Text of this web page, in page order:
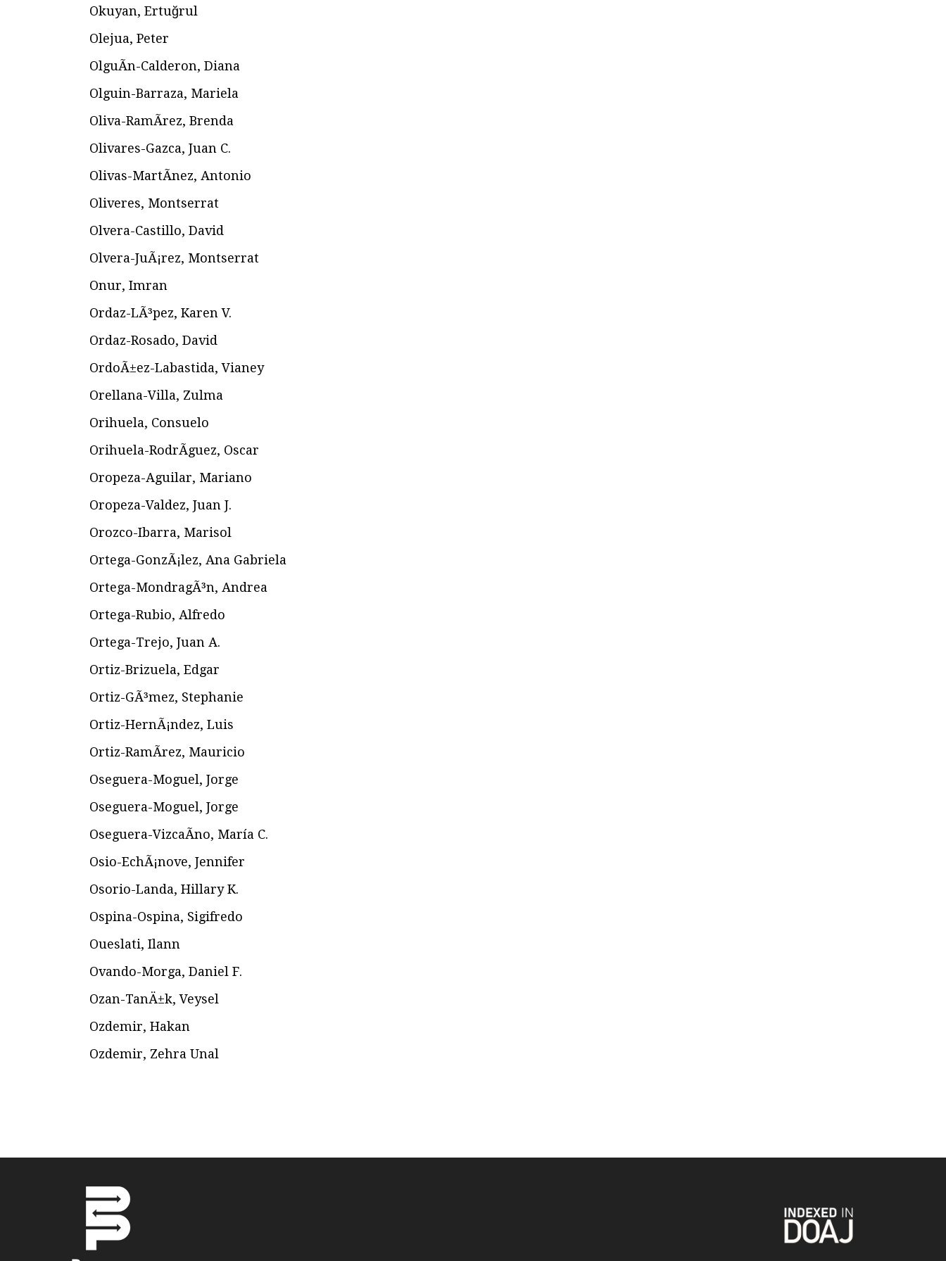
Okuyan, Ertuğrul
Olejua, Peter
OlguÃ­n-Calderon, Diana
Olguin-Barraza, Mariela
Oliva-RamÃ­rez, Brenda
Olivares-Gazca, Juan C.
Olivas-MartÃ­nez, Antonio
Oliveres, Montserrat
Olvera-Castillo, David
Olvera-JuÃ¡rez, Montserrat
Onur, Imran
Ordaz-LÃ³pez, Karen V.
Ordaz-Rosado, David
OrdoÃ±ez-Labastida, Vianey
Orellana-Villa, Zulma
Orihuela, Consuelo
Orihuela-RodrÃ­guez, Oscar
Oropeza-Aguilar, Mariano
Oropeza-Valdez, Juan J.
Orozco-Ibarra, Marisol
Ortega-GonzÃ¡lez, Ana Gabriela
Ortega-MondragÃ³n, Andrea
Ortega-Rubio, Alfredo
Ortega-Trejo, Juan A.
Ortiz-Brizuela, Edgar
Ortiz-GÃ³mez, Stephanie
Ortiz-HernÃ¡ndez, Luis
Ortiz-RamÃ­rez, Mauricio
Oseguera-Moguel, Jorge
Oseguera-Moguel, Jorge
Oseguera-VizcaÃ­no, María C.
Osio-EchÃ¡nove, Jennifer
Osorio-Landa, Hillary K.
Ospina-Ospina, Sigifredo
Oueslati, Ilann
Ovando-Morga, Daniel F.
Ozan-TanÄ±k, Veysel
Ozdemir, Hakan
Ozdemir, Zehra Unal